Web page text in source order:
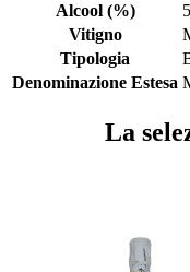
Alcool (%)
5
Vitigno
Tipologia
Denominazione Estesa
La